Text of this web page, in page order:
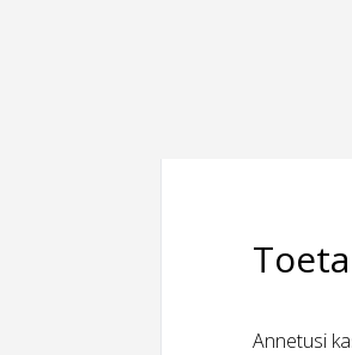
Annetusi